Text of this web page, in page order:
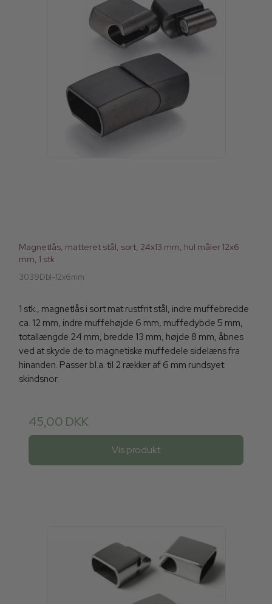
Magnetlås, matteret stål, sort, 24x13 mm, hul måler 12x6
mm, 1 stk
3039Dbl-12x6mm
1 stk., magnetlås i sort mat rustfrit stål, indre muffebredde
ca. 12 mm, indre muffehøjde 6 mm, muffedybde 5 mm,
totallængde 24 mm, bredde 13 mm, højde 8 mm, åbnes
ved at skyde de to magnetiske muffedele sidelæns fra
hinanden. Passer bl.a. til 2 rækker af 6 mm rundsyet
skindsnor.
45,00 DKK
Vis produkt